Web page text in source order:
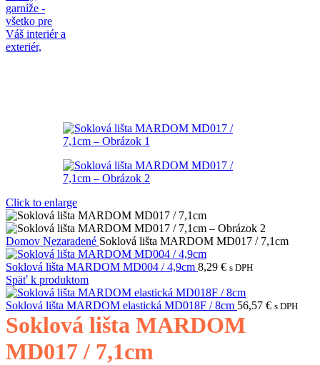
Click to enlarge
Domov Nezaradené Soklová lišta MARDOM MD017 / 7,1cm
Soklová lišta MARDOM MD004 / 4,9cm 8,29 € s DPH
Späť k produktom
Soklová lišta MARDOM elastická MD018F / 8cm 56,57 € s DPH
Soklová lišta MARDOM
MD017 / 7,1cm